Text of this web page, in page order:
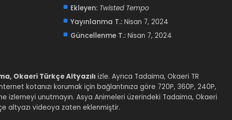
Ekleyen: Twisted Tempo
Yayınlanma T.: Nisan 7, 2024
Güncellenme T.: Nisan 7, 2024
Okaeri Türkçe Altyazılı izle. Ayrıca Tadaima, Okaeri TR
kotanızı korumak için bağlantınıza göre 720P, 360P, 240P,
izlemeyi unutmayın. Asya Animeleri üzerindeki Tadaima, Okaeri
altyazı videoya zaten eklenmiştir.